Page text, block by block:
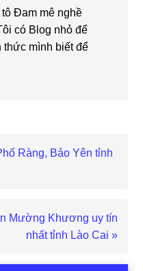
Đam mê nghề
có Blog nhỏ để
thức mình biết để
Ràng, Bảo Yên tỉnh
Mường Khương uy tín
nhất tỉnh Lào Cai »